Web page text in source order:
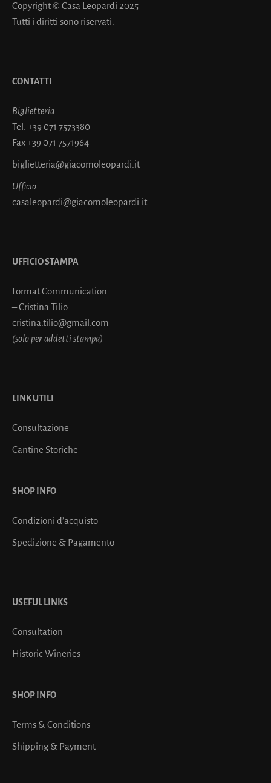
Copyright © Casa Leopardi 2025
Tutti i diritti sono riservati.
CONTATTI
Biglietteria
Tel. +39 071 7573380
Fax+39 071 7571964
biglietteria@giacomoleopardi.it
Ufficio
casaleopardi@giacomoleopardi.it
UFFICIO STAMPA
Format Communication
– Cristina Tilio
cristina.tilio@gmail.com
(solo per addetti stampa)
LINK UTILI
Consultazione
Cantine Storiche
SHOP INFO
Condizioni d’acquisto
Spedizione & Pagamento
USEFUL LINKS
Consultation
Historic Wineries
SHOP INFO
Terms & Conditions
Shipping & Payment